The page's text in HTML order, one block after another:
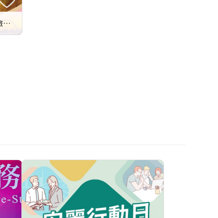
2022/23傑出直銷商領導人海外旅遊研討會 澳洲伯斯